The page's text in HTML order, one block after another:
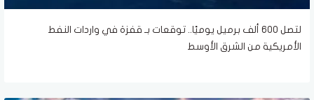
لتصل 600 ألف برميل يوميًا.. توقعات بـ قفزة في واردات النفط
الأمريكية من الشرق الأوسط